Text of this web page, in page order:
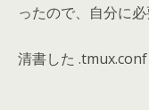
ったので、自分に
清書した .tmux.conf